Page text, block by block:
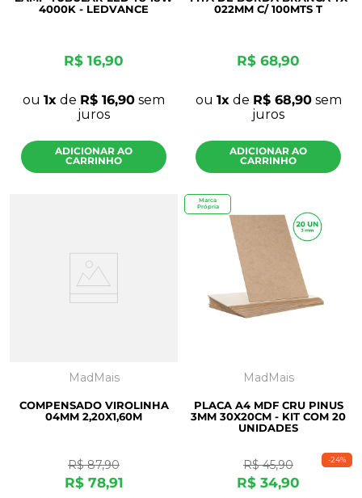
4000K - LEDVANCE
R$ 16,90
ou 1 de R$ 16,90 sem
juros
ADICIONAR AO
CARRINHO
022MM C/ 100MTS T
R$ 68,90
ou 1 de R$ 68,90sem
juros
ADICIONAR AO
CARRINHO
MadMais
COMPENSADO VIROLINHA
04MM 2,20X1,60M
R$ 87,90
R$ 78,91
-24%
Marca
Própria
MadMais
PLACA A4 MDF CRU PINUS
3MM 30X20CM - KIT COM 20
UNIDADES
R$ 45,90
R$ 34,90